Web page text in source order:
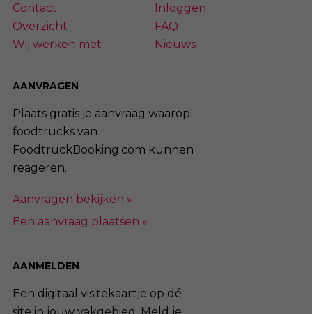
Contact
Inloggen
Overzicht
FAQ
Wij werken met
Nieuws
AANVRAGEN
Plaats gratis je aanvraag waarop
foodtrucks van
FoodtruckBooking.com kunnen
reageren.
Aanvragen bekijken »
Een aanvraag plaatsen »
AANMELDEN
Een digitaal visitekaartje op dé